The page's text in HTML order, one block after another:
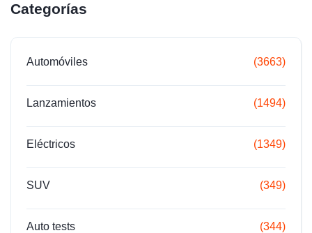
Categorías
Automóviles (3663)
Lanzamientos (1494)
Eléctricos (1349)
SUV (349)
Auto tests (344)